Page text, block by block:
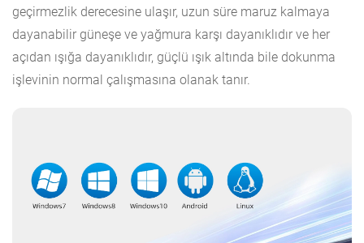
geçirmezlik derecesine ulaşır, uzun süre maruz kalmaya
dayanabilir güneşe ve yağmura karşı dayanıklıdır ve her
açıdan ışığa dayanıklıdır, güçlü ışık altında bile dokunma
işlevinin normal çalışmasına olanak tanır.